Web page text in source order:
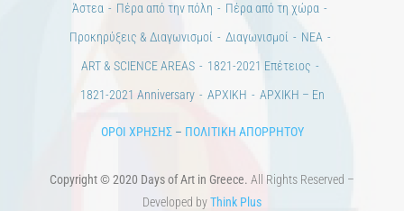
Άστεα
Πέρα από την πόλη
Πέρα από τη χώρα
Προκηρύξεις & Διαγωνισμοί
Διαγωνισμοί
ΝΕΑ
ART & SCIENCE AREAS
1821-2021 Επέτειος
1821-2021 Anniversary
ΑΡΧΙΚΗ ΑΡΧΙΚΗ – En
ΟΡΟΙ ΧΡΗΣΗΣ– ΠΟΛΙΤΙΚΗ ΑΠΟΡΡΗΤΟΥ
Copyright © 2020 Days of Art in Greece. All Rights Reserved –
Developed byThink Plus